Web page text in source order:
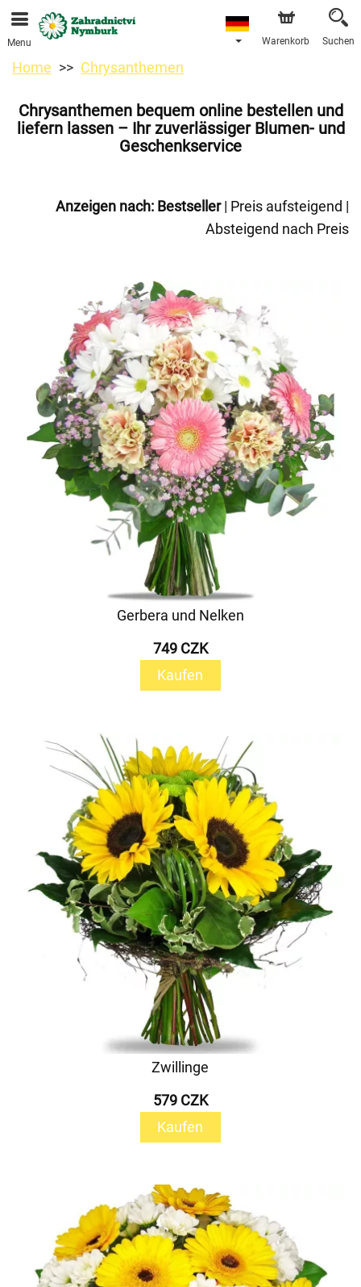
Bestellungen über unseren Onlineshop nehmen wir gerne
entgegen. Der frühestmögliche Liefertermin ist ab dem
11.08.2026 aufgrund von Betriebsurlaub.
Menu Warenkorb Suchen
Home Chrysanthemen
Chrysanthemen bequem online bestellen und
liefern lassen – Ihr zuverlässiger Blumen- und
Geschenkservice
Anzeigen nach: Bestseller| Preis aufsteigend |
Absteigend nach Preis
Gerbera und Nelken
749 CZK
Kaufen
Zwillinge
579 CZK
Kaufen